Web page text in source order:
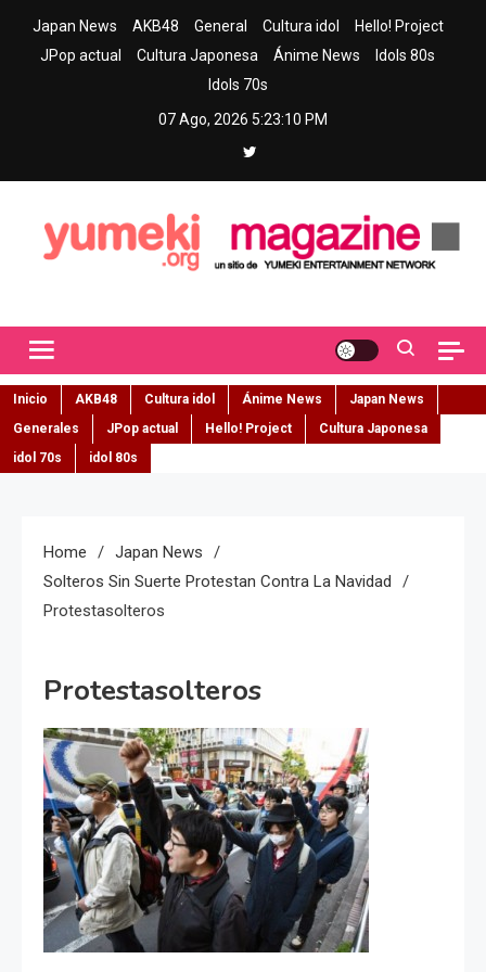
Japan News AKB48 General Cultura idol
Hello! Project
JPop actual
Cultura Japonesa Ánime News
Idols 80s
Idols 70s
07 Ago, 2026 5:23:11 PM
Inicio AKB48 Cultura idol Ánime News
Japan News
Generales
JPop actual Hello! Project
Cultura Japonesa
idol 70s
idol 80s
Home
Japan News
Solteros Sin Suerte Protestan Contra La Navidad
Protestasolteros
Protestasolteros